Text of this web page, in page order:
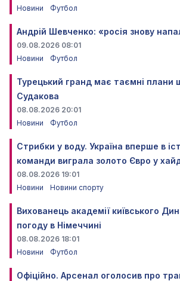
Новини
Футбол
Андрій Шевченко: «росія знову
09.08.2026 08:01
Новини
Футбол
Турецький гранд має таємні плани
Судакова
08.08.2026 20:01
Новини
Футбол
Стрибки у воду. Україна вперше в
команди виграла золото Євро у
08.08.2026 19:01
Новини
Новини спорту
Вихованець академії київського
погоду в Німеччині
08.08.2026 18:01
Новини
Футбол
Офіційно. Арсенал оголосив про